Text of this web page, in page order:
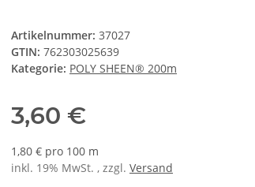
Artikelnummer: 37027
GTIN: 762303025639
Kategorie: POLY SHEEN® 200m
3,60 €
1,80 € pro 100 m
inkl. 19% MwSt. , zzgl. Versand